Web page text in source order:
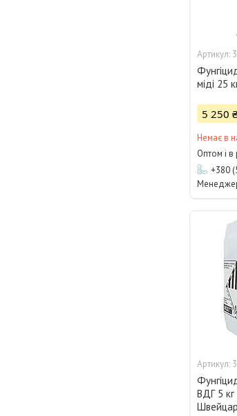
міді 25
5 250 ₴
Немає в
Оптом і в
+380
ВДГ 5